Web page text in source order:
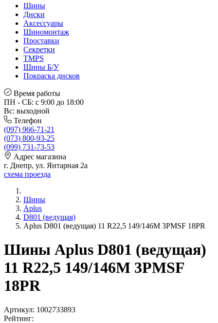
Шины
Диски
Аксессуары
Шиномонтаж
Проставки
Секретки
TMPS
Шины Б/У
Покраска дисков
Время работы
ПН - СБ: с 9:00 до 18:00
Вс: выходной
Телефон
(097) 966-71-21
(073) 800-93-25
(099) 731-73-53
Адрес магазина
г. Днепр, ул. Янтарная 2а
схема проезда
Шины
Aplus
D801 (ведущая)
Aplus D801 (ведущая) 11 R22,5 149/146M 3PMSF 18PR
Шины Aplus D801 (ведущая)
11 R22,5 149/146M 3PMSF
18PR
Артикул: 1002733893
Рейтинг: